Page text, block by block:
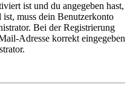
ist und du angegeben hast,
muss dein Benutzerkonto
Bei der Registrierung
Adresse korrekt eingegeben